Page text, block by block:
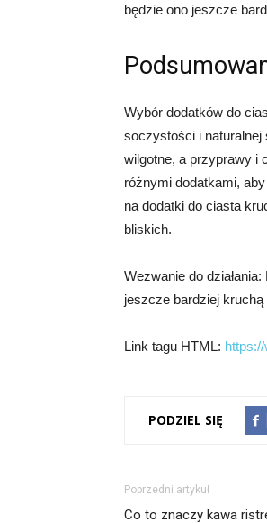
będzie ono jeszcze
Wybór dodatków do
soczystości i naturalnej
wilgotne, a przyprawy i
różnymi dodatkami,
na dodatki do ciasta
bliskich.
Wezwanie do
jeszcze bardziej
Link tagu HTML:
PODZIEL SIĘ
Poprzedni artykuł
Co to znaczy kawa